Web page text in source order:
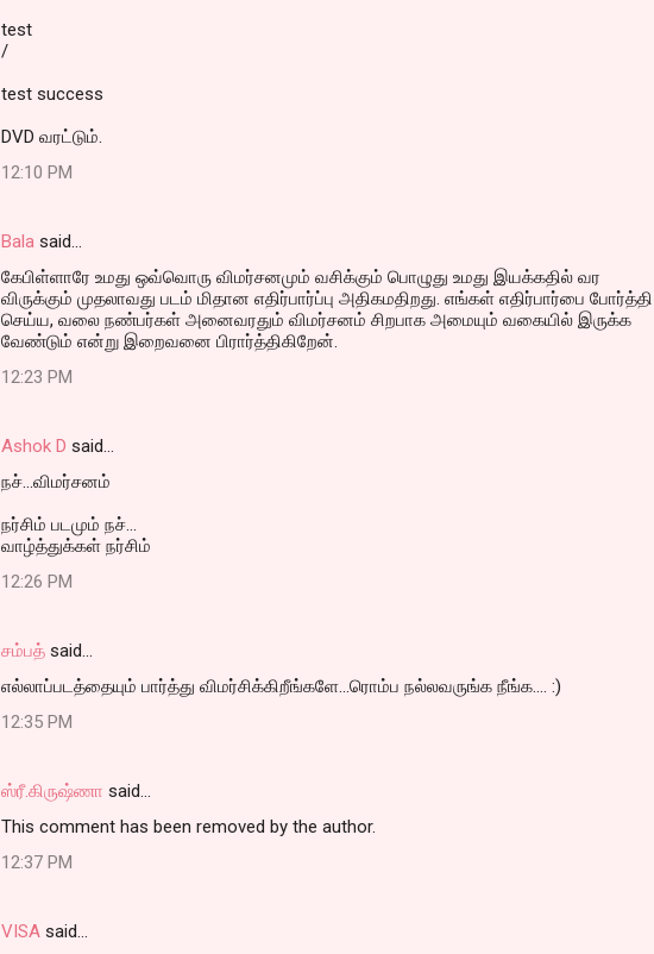
test
/
test success
DVD வரட்டும்.
12:10 PM
Bala said…
கேபிள்ளாரே உமது ஒவ்வொரு விமர்சனமும் வசிக்கும் பொழுது உமது இயக்கதில் வர
விருக்கும் முதலாவது படம் மிதான எதிர்பார்ப்பு அதிகமதிறது. எங்கள் எதிர்பார்பை போர்த்தி
செய்ய, வலை நண்பர்கள் அனைவரதும் விமர்சனம் சிறபாக அமையும் வகையில் இருக்க
வேண்டும் என்று இறைவனை பிரார்த்திகிறேன்.
12:23 PM
Ashok D said…
நச்...விமர்சனம்
நர்சிம் படமும் நச்...
வாழ்த்துக்கள் நர்சிம்
12:26 PM
சம்பத் said…
எல்லாப்படத்தையும் பார்த்து விமர்சிக்கிறீங்களே...ரொம்ப நல்லவருங்க நீங்க.... :)
12:35 PM
ஸ்ரீ.கிருஷ்ணா said…
This comment has been removed by the author.
12:37 PM
VISA said…